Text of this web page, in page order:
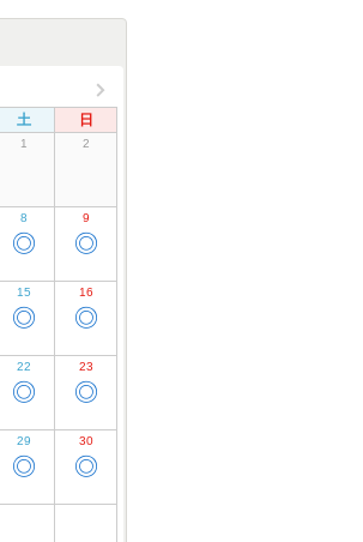
土 日
1 2
8
◎
9
◎
15
◎
16
◎
22
◎
23
◎
29
◎
30
◎